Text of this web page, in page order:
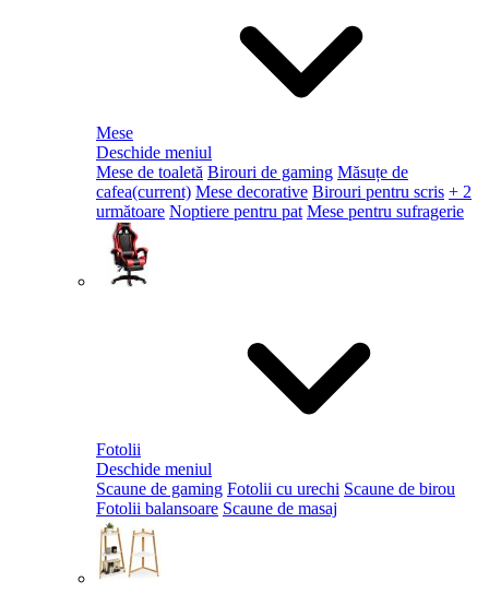
Mese
Deschide meniul
Mese de toaletă Birouri de gaming Măsuțe de
cafea(current) Mese decorative Birouri pentru scris + 2
următoare Noptiere pentru pat Mese pentru sufragerie
Fotolii
Deschide meniul
Scaune de gaming Fotolii cu urechi Scaune de birou
Fotolii balansoare Scaune de masaj